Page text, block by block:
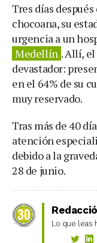
Tres días
chocoana, su
urgencia a un
Medellín . Allí,
devastador:
en el 64% de su
muy reservado.
Tras más de 40
atención
debido a la
28 de junio.
Lo que leas